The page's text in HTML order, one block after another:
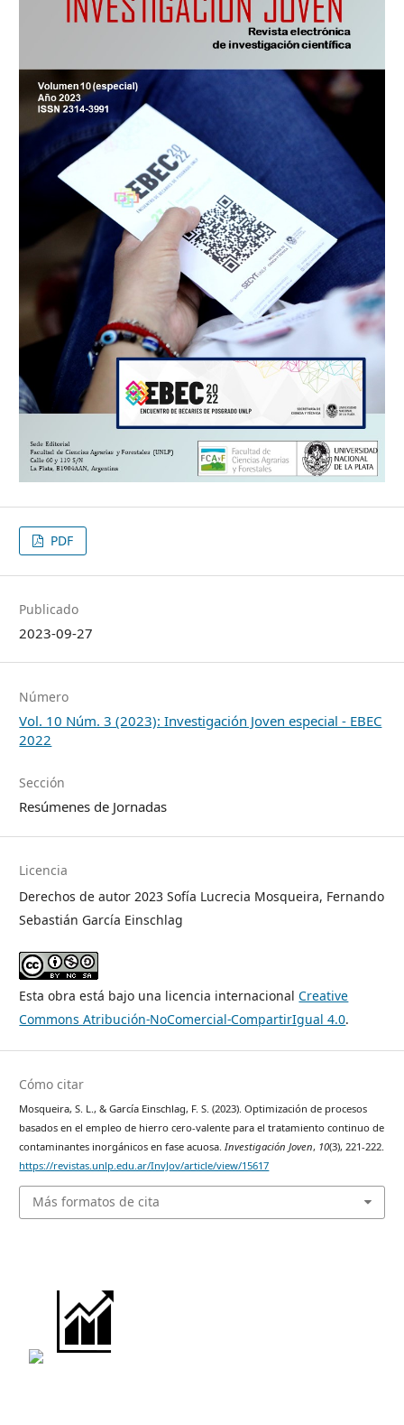
PDF
Publicado
2023-09-27
Número
Vol. 10 Núm. 3 (2023): Investigación Joven especial - EBEC
2022
Sección
Resúmenes de Jornadas
Licencia
Derechos de autor 2023 Sofía Lucrecia Mosqueira, Fernando
Sebastián García Einschlag
Esta obra está bajo una licencia internacionalCreative
Commons Atribución-NoComercial-CompartirIgual 4.0.
Cómo citar
Mosqueira, S. L., & García Einschlag, F. S. (2023). Optimización de procesos
basados en el empleo de hierro cero-valente para el tratamiento continuo de
contaminantes inorgánicos en fase acuosa.Investigación Joven, 10(3), 221-222.
https://revistas.unlp.edu.ar/InvJov/article/view/15617
Más formatos de cita